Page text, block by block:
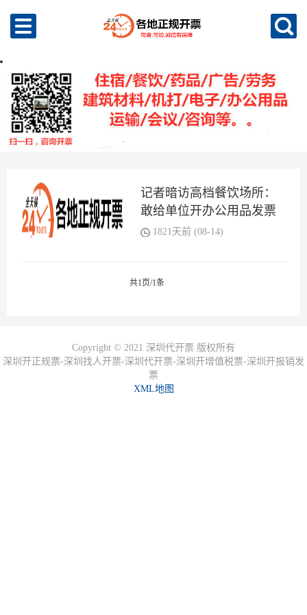
记者暗访高档餐饮场所：
敢给单位开办公用品发票
1821天前 (08-14)
共1页/1条
Copyright © 2021 深圳代开票 版权所有
深圳开正规票-深圳找人开票-深圳代开票-深圳开增值税票-深圳开报销发
票
XML地图